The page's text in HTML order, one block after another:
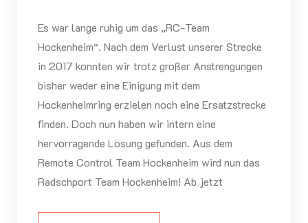
Es war lange ruhig um das „RC-Team
Hockenheim“. Nach dem Verlust unserer Strecke
in 2017 konnten wir trotz großer Anstrengungen
bisher weder eine Einigung mit dem
Hockenheimring erzielen noch eine Ersatzstrecke
finden. Doch nun haben wir intern eine
hervorragende Lösung gefunden. Aus dem
Remote Control Team Hockenheim wird nun das
Radschport Team Hockenheim! Ab jetzt